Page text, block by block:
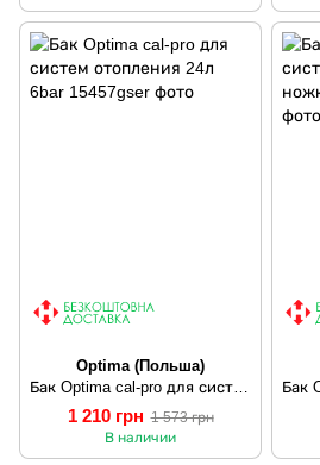
Optima (Польша)
1 210 грн 1 573 грн
В наличии